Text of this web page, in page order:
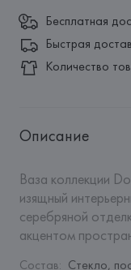
Бесплатная
Быстрая
Количество
Описание
Ваза коллекции
изящный
серебряной
акцентом
Состав: Стекло,